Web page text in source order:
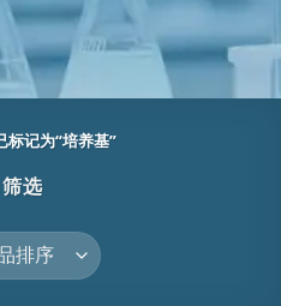
标记为“培养基”
筛选